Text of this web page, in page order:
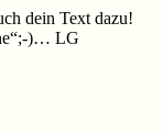
dein Text dazu!
)… LG